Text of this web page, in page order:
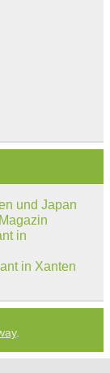
und Japan
in
in Xanten
.